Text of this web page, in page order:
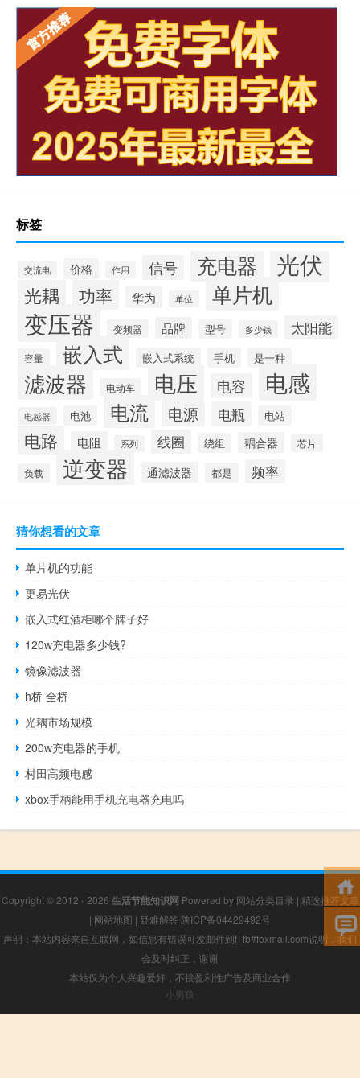
标签
交流电 价格 作用 信号 充电器 光伏
光耦 功率 华为 单位 单片机
变压器 变频器 品牌 型号 多少钱 太阳能
容量 嵌入式 嵌入式系统 手机 是一种
滤波器 电动车 电压 电容 电感
电感器 电池 电流 电源 电瓶 电站
电路 电阻 系列 线圈 绕组 耦合器 芯片
负载 逆变器 通滤波器 都是 频率
猜你想看的文章
单片机的功能
更易光伏
嵌入式红酒柜哪个牌子好
120w充电器多少钱?
镜像滤波器
h桥 全桥
光耦市场规模
200w充电器的手机
村田高频电感
xbox手柄能用手机充电器充电吗
Copyright © 2012 - 2026 生活节能知识网 Powered by 网站分类目录 | 精选推荐文章
| 网站地图 | 疑难解答 陕ICP备04429492号
声明：本站内容来自互联网，如信息有错误可发邮件到f_fb#foxmail.com说明，我们
会及时纠正，谢谢
本站仅为个人兴趣爱好，不接盈利性广告及商业合作
小男孩